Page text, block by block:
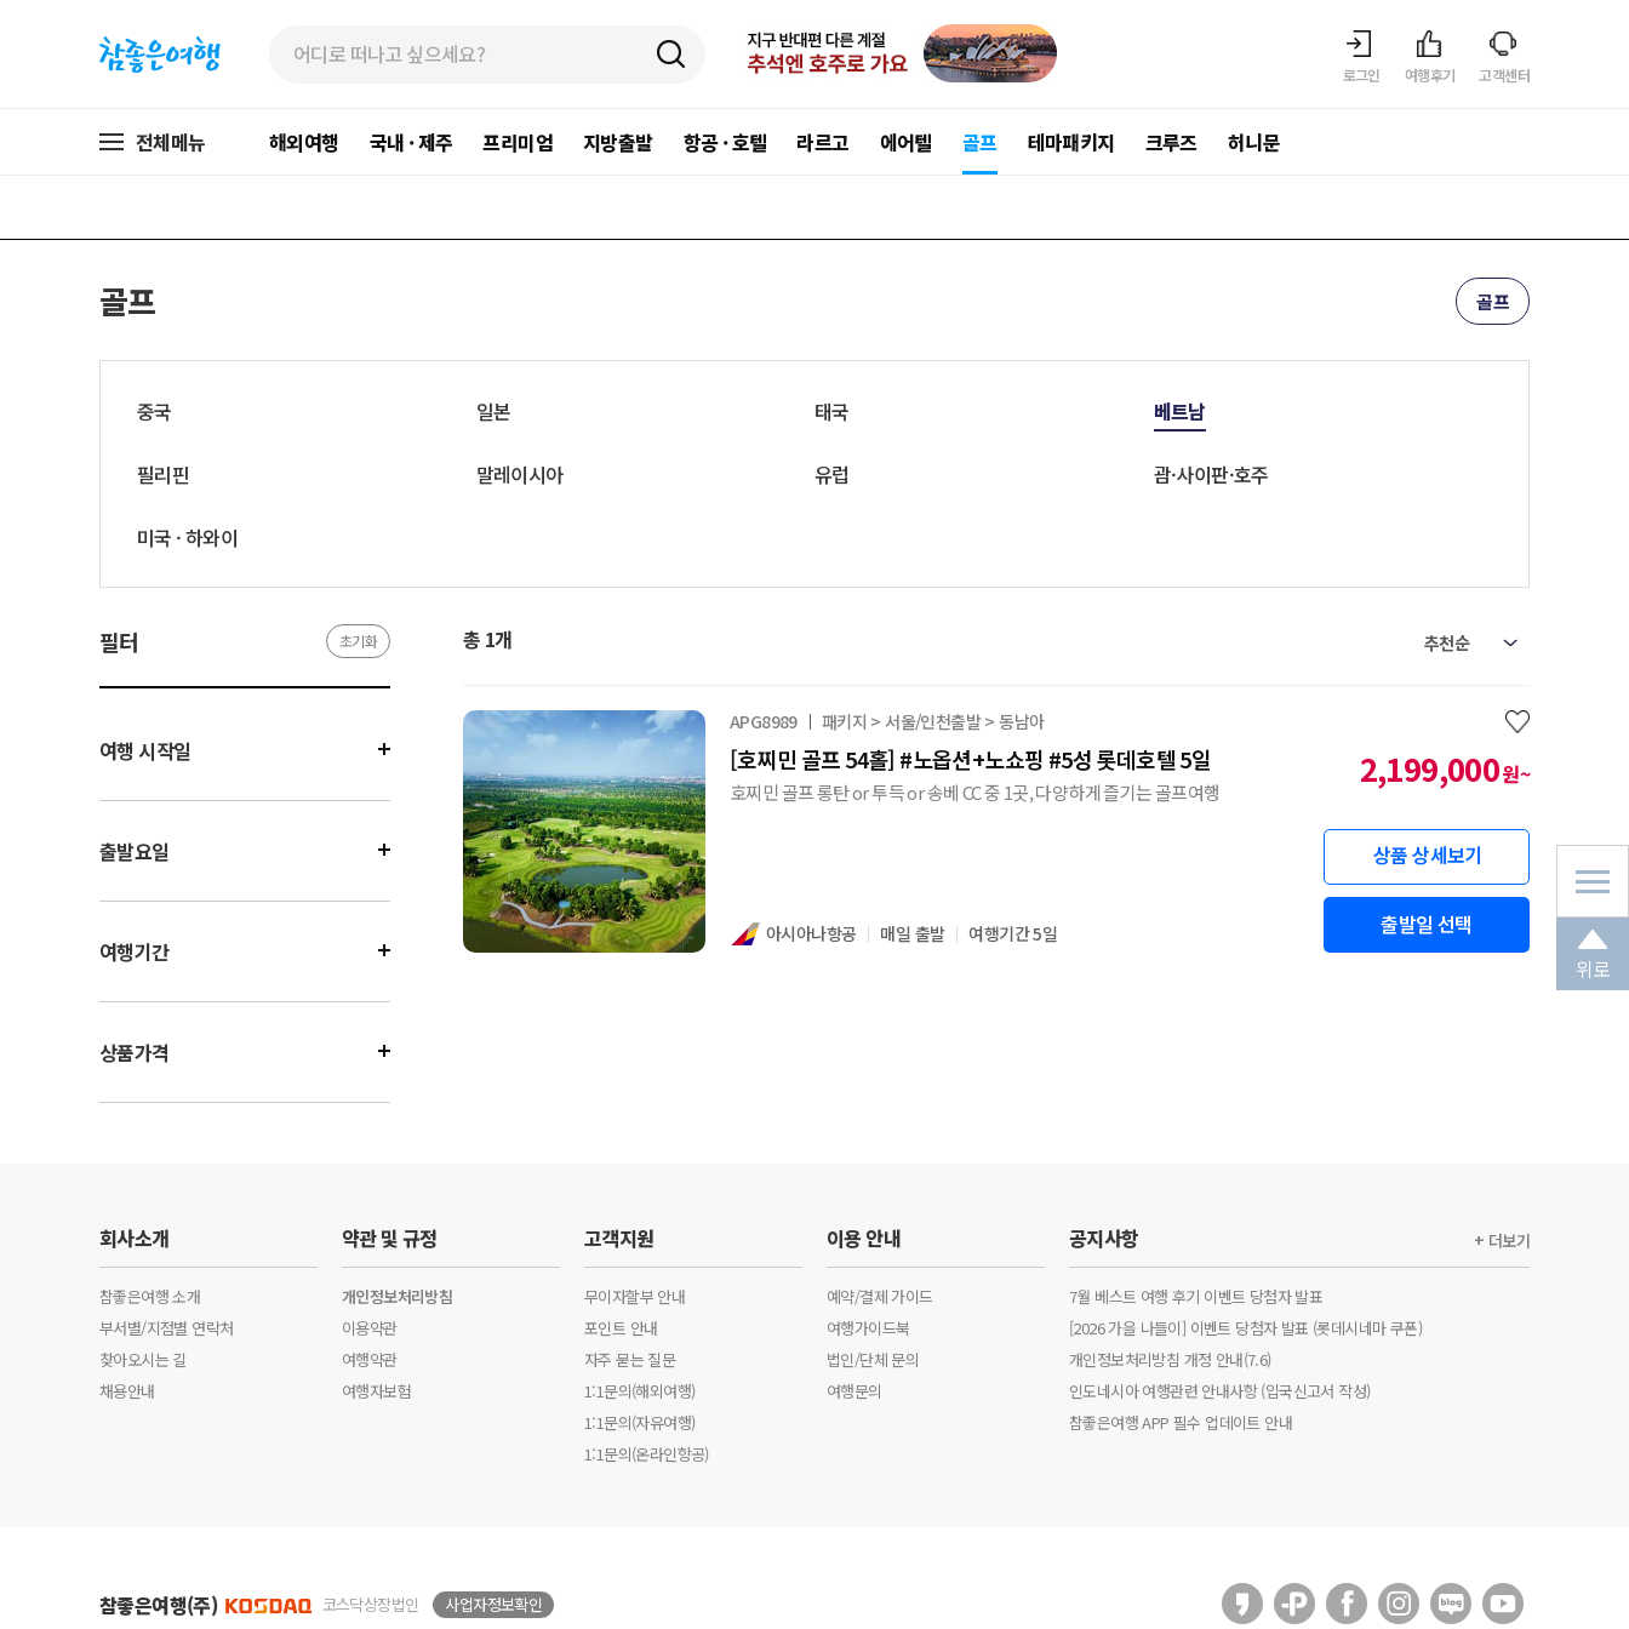
로그인 여행후기 고객센터
전체메뉴 해외여행 국내 · 제주 프리미엄 지방출발 항공 · 호텔 라르고 에어텔 골프 테마패키지 크루즈 허니문
위로
골프 골프
중국 일본 태국 베트남
필리핀 말레이시아 유럽 괌·사이판·호주
미국 · 하와이
필터 초기화
여행 시작일
출발요일
여행기간
상품가격
총 1개
APG8989 패키지 > 서울/인천출발 > 동남아
[호찌민 골프 54홀] #노옵션+노쇼핑 #5성 롯데호텔 5일
호찌민 골프 롱탄 or 투득 or 송베 CC 중 1곳, 다양하게 즐기는 골프여행
아시아나항공 매일 출발 여행기간 5일
2,199,000원~
상품 상세보기
출발일 선택
회사소개
참좋은여행 소개
부서별/지점별 연락처
찾아오시는 길
채용안내
약관 및 규정
개인정보처리방침
이용약관
여행약관
여행자보험
고객지원
무이자할부 안내
포인트 안내
자주 묻는 질문
1:1문의(해외여행)
1:1문의(자유여행)
1:1문의(온라인항공)
이용 안내
예약/결제 가이드
여행가이드북
법인/단체 문의
여행문의
공지사항 + 더보기
7월 베스트 여행 후기 이벤트 당첨자 발표
[2026 가을 나들이] 이벤트 당첨자 발표 (롯데시네마 쿠폰)
개인정보처리방침 개정 안내(7.6)
인도네시아 여행관련 안내사항 (입국신고서 작성)
참좋은여행 APP 필수 업데이트 안내
참좋은여행(주) 코스닥상장법인 사업자정보확인